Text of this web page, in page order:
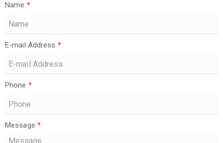
Name *
E-mail Address *
Phone *
Message *